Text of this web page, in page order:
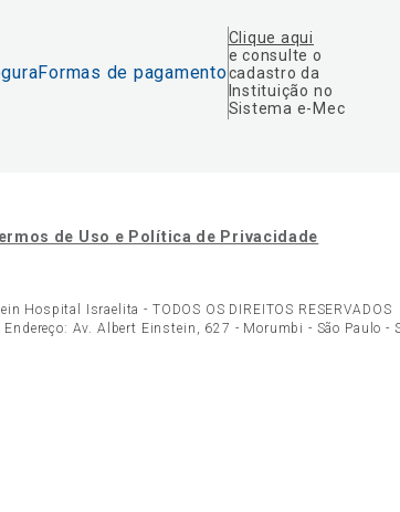
Formas de pagamento
Clique aqui
e consulte o
cadastro da
Instituição no
Sistema e-Mec
de Uso e Política de Privacidade
Hospital Israelita - TODOS OS DIREITOS RESERVADOS
Av. Albert Einstein, 627 - Morumbi - São Paulo -